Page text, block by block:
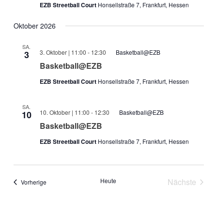
EZB Streetball Court Honsellstraße 7, Frankfurt, Hessen
Oktober 2026
SA.
3
Basketball@EZB
3. Oktober | 11:00 - 12:30 Basketball@EZB
EZB Streetball Court Honsellstraße 7, Frankfurt, Hessen
SA.
10
Basketball@EZB
10. Oktober | 11:00 - 12:30 Basketball@EZB
EZB Streetball Court Honsellstraße 7, Frankfurt, Hessen
VorherigeVeranstaltungen Heute
Nächste